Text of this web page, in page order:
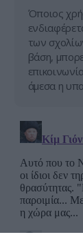
Όποιος
των
βάση,
άμεσα η